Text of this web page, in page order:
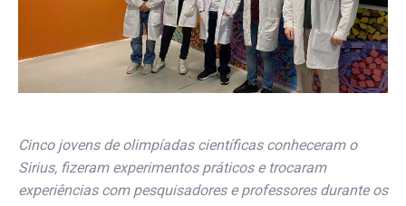
Cinco jovens de olimpíadas científicas conheceram o
Sirius, fizeram experimentos práticos e trocaram
experiências com pesquisadores e professores durante os